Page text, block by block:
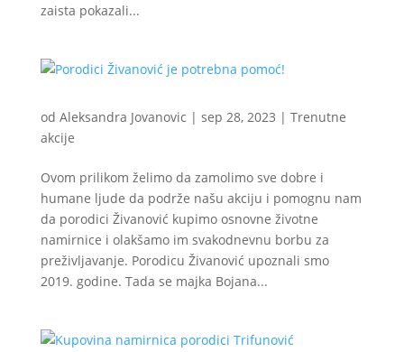
zaista pokazali...
od Aleksandra Jovanovic | sep 28, 2023 | Trenutne
akcije
Ovom prilikom želimo da zamolimo sve dobre i
humane ljude da podrže našu akciju i pomognu nam
da porodici Živanović kupimo osnovne životne
namirnice i olakšamo im svakodnevnu borbu za
preživljavanje. Porodicu Živanović upoznali smo
2019. godine. Tada se majka Bojana...